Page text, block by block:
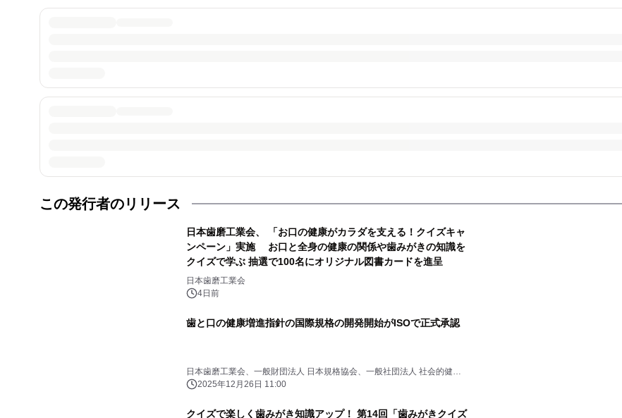
この発行者のリリース
日本歯磨工業会、 「お口の健康がカラダを支える！クイズキャ
ンペーン」実施 お口と全身の健康の関係や歯みがきの知識を
クイズで学ぶ 抽選で100名にオリジナル図書カードを進呈
日本歯磨工業会
4日前
歯と口の健康増進指針の国際規格の開発開始がISOで正式承認
日本歯磨工業会、一般財団法人 日本規格協会、一般社団法人 社会的健康
戦略研究所
2025年12月26日 11:00
クイズで楽しく歯みがき知識アップ！ 第14回「歯みがきクイズ